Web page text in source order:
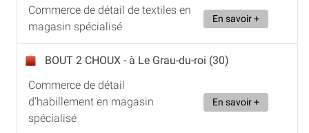
Commerce de détail de textiles en
magasin spécialisé
En savoir +
BOUT 2 CHOUX - à Le Grau-du-roi (30)
Commerce de détail
d'habillement en magasin
spécialisé
En savoir +